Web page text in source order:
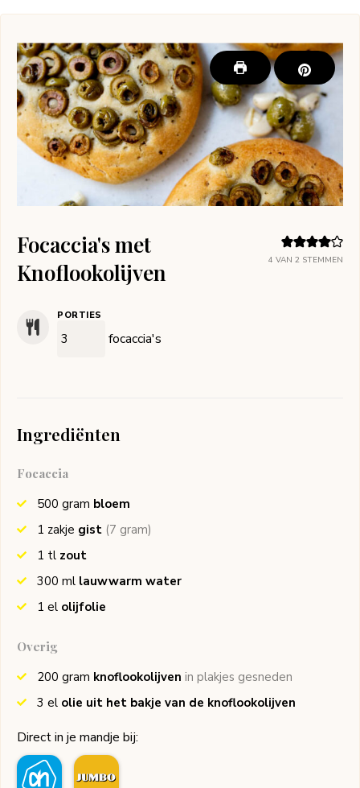
4 VAN 2 STEMMEN
Focaccia's met
Knoflookolijven
PORTIES
focaccia's
Ingrediënten
Focaccia
500 gram bloem
1 zakje gist (7 gram)
1 tl zout
300 ml lauwwarm water
1 el olijfolie
Overig
200 gram knoflookolijven in plakjes gesneden
3 el olie uit het bakje van de knoflookolijven
Direct in je mandje bij: